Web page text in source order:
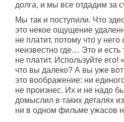
долга, и мы все отдадим за
Мы так и поступили. Что
это некое ощущение
не платит, потому что у
неизвестно где… Это и
не платит. Используйте его!
что вы далеко? А вы уже
это воображение: ни
не произнес. Их и не надо
домыслил в таких деталях
ни в одном фильме ужасов